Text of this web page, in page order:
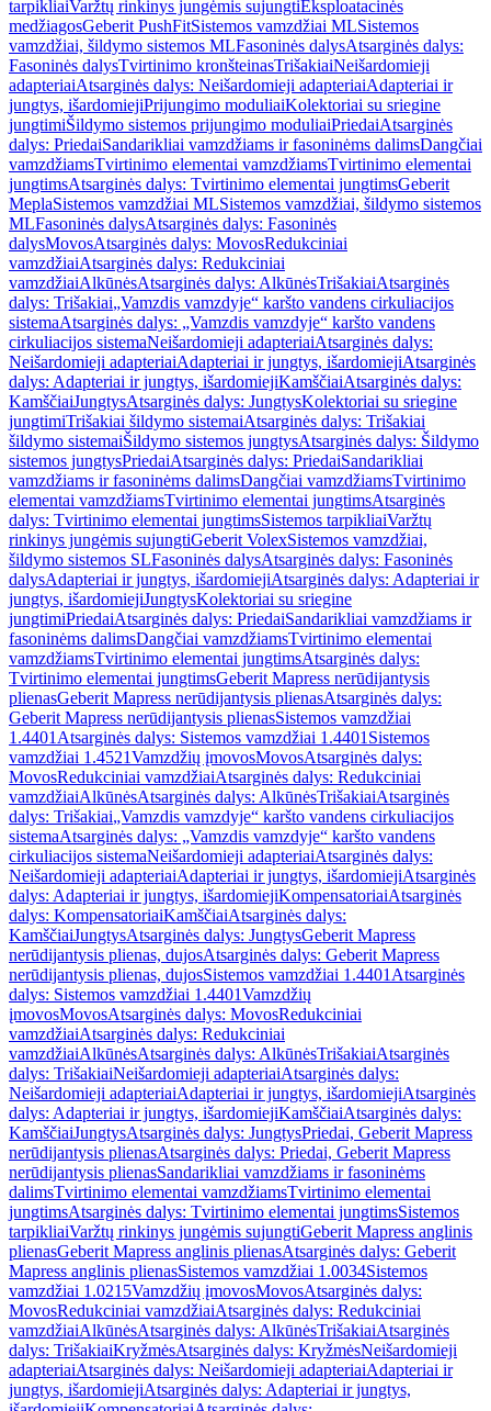
tarpikliaiVaržtų rinkinys jungėmis sujungtiEksploatacinės
medžiagosGeberit PushFitSistemos vamzdžiai MLSistemos
vamzdžiai, šildymo sistemos MLFasoninės dalysAtsarginės dalys:
Fasoninės dalysTvirtinimo kronšteinasTrišakiaiNeišardomieji
adapteriaiAtsarginės dalys: Neišardomieji adapteriaiAdapteriai ir
jungtys, išardomiejiPrijungimo moduliaiKolektoriai su sriegine
jungtimiŠildymo sistemos prijungimo moduliaiPriedaiAtsarginės
dalys: PriedaiSandarikliai vamzdžiams ir fasoninėms dalimsDangčiai
vamzdžiamsTvirtinimo elementai vamzdžiamsTvirtinimo elementai
jungtimsAtsarginės dalys: Tvirtinimo elementai jungtimsGeberit
MeplaSistemos vamzdžiai MLSistemos vamzdžiai, šildymo sistemos
MLFasoninės dalysAtsarginės dalys: Fasoninės
dalysMovosAtsarginės dalys: MovosRedukciniai
vamzdžiaiAtsarginės dalys: Redukciniai
vamzdžiaiAlkūnėsAtsarginės dalys: AlkūnėsTrišakiaiAtsarginės
dalys: Trišakiai„Vamzdis vamzdyje“ karšto vandens cirkuliacijos
sistemaAtsarginės dalys: „Vamzdis vamzdyje“ karšto vandens
cirkuliacijos sistemaNeišardomieji adapteriaiAtsarginės dalys:
Neišardomieji adapteriaiAdapteriai ir jungtys, išardomiejiAtsarginės
dalys: Adapteriai ir jungtys, išardomiejiKamščiaiAtsarginės dalys:
KamščiaiJungtysAtsarginės dalys: JungtysKolektoriai su sriegine
jungtimiTrišakiai šildymo sistemaiAtsarginės dalys: Trišakiai
šildymo sistemaiŠildymo sistemos jungtysAtsarginės dalys: Šildymo
sistemos jungtysPriedaiAtsarginės dalys: PriedaiSandarikliai
vamzdžiams ir fasoninėms dalimsDangčiai vamzdžiamsTvirtinimo
elementai vamzdžiamsTvirtinimo elementai jungtimsAtsarginės
dalys: Tvirtinimo elementai jungtimsSistemos tarpikliaiVaržtų
rinkinys jungėmis sujungtiGeberit VolexSistemos vamzdžiai,
šildymo sistemos SLFasoninės dalysAtsarginės dalys: Fasoninės
dalysAdapteriai ir jungtys, išardomiejiAtsarginės dalys: Adapteriai ir
jungtys, išardomiejiJungtysKolektoriai su sriegine
jungtimiPriedaiAtsarginės dalys: PriedaiSandarikliai vamzdžiams ir
fasoninėms dalimsDangčiai vamzdžiamsTvirtinimo elementai
vamzdžiamsTvirtinimo elementai jungtimsAtsarginės dalys:
Tvirtinimo elementai jungtimsGeberit Mapress nerūdijantysis
plienasGeberit Mapress nerūdijantysis plienasAtsarginės dalys:
Geberit Mapress nerūdijantysis plienasSistemos vamzdžiai
1.4401 Atsarginės dalys: Sistemos vamzdžiai 1.4401 Sistemos
vamzdžiai 1.4521Vamzdžių įmovosMovosAtsarginės dalys:
MovosRedukciniai vamzdžiaiAtsarginės dalys: Redukciniai
vamzdžiaiAlkūnėsAtsarginės dalys: AlkūnėsTrišakiaiAtsarginės
dalys: Trišakiai„Vamzdis vamzdyje“ karšto vandens cirkuliacijos
sistemaAtsarginės dalys: „Vamzdis vamzdyje“ karšto vandens
cirkuliacijos sistemaNeišardomieji adapteriaiAtsarginės dalys:
Neišardomieji adapteriaiAdapteriai ir jungtys, išardomiejiAtsarginės
dalys: Adapteriai ir jungtys, išardomiejiKompensatoriaiAtsarginės
dalys: KompensatoriaiKamščiaiAtsarginės dalys:
KamščiaiJungtysAtsarginės dalys: JungtysGeberit Mapress
nerūdijantysis plienas, dujosAtsarginės dalys: Geberit Mapress
nerūdijantysis plienas, dujosSistemos vamzdžiai 1.4401 Atsarginės
dalys: Sistemos vamzdžiai 1.4401Vamzdžių
įmovosMovosAtsarginės dalys: MovosRedukciniai
vamzdžiaiAtsarginės dalys: Redukciniai
vamzdžiaiAlkūnėsAtsarginės dalys: AlkūnėsTrišakiaiAtsarginės
dalys: TrišakiaiNeišardomieji adapteriaiAtsarginės dalys:
Neišardomieji adapteriaiAdapteriai ir jungtys, išardomiejiAtsarginės
dalys: Adapteriai ir jungtys, išardomiejiKamščiaiAtsarginės dalys:
KamščiaiJungtysAtsarginės dalys: JungtysPriedai, Geberit Mapress
nerūdijantysis plienasAtsarginės dalys: Priedai, Geberit Mapress
nerūdijantysis plienasSandarikliai vamzdžiams ir fasoninėms
dalimsTvirtinimo elementai vamzdžiamsTvirtinimo elementai
jungtimsAtsarginės dalys: Tvirtinimo elementai jungtimsSistemos
tarpikliaiVaržtų rinkinys jungėmis sujungtiGeberit Mapress anglinis
plienasGeberit Mapress anglinis plienasAtsarginės dalys: Geberit
Mapress anglinis plienasSistemos vamzdžiai 1.0034Sistemos
vamzdžiai 1.0215Vamzdžių įmovosMovosAtsarginės dalys:
MovosRedukciniai vamzdžiaiAtsarginės dalys: Redukciniai
vamzdžiaiAlkūnėsAtsarginės dalys: AlkūnėsTrišakiaiAtsarginės
dalys: TrišakiaiKryžmėsAtsarginės dalys: KryžmėsNeišardomieji
adapteriaiAtsarginės dalys: Neišardomieji adapteriaiAdapteriai ir
jungtys, išardomiejiAtsarginės dalys: Adapteriai ir jungtys,